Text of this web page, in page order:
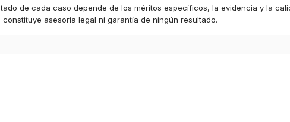
de cada caso depende de los méritos específicos, la evidencia y la
asesoría legal ni garantía de ningún resultado.